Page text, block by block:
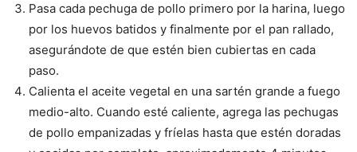
Pasa cada pechuga de pollo primero por la harina, luego
por los huevos batidos y finalmente por el pan rallado,
asegurándote de que estén bien cubiertas en cada
paso.
Calienta el aceite vegetal en una sartén grande a fuego
medio-alto. Cuando esté caliente, agrega las pechugas
de pollo empanizadas y fríelas hasta que estén doradas